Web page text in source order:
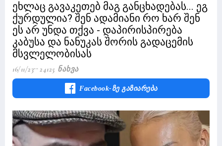
ეხლაც გავაკეთებ მაგ განცხადებას... ეგ
ქურდულია? შენ ადამიანი რო ხარ შენ
ეს არ უნდა თქვა - დაპირისპირება
კაბუსა და ნანუკას შორის გადაცემის
მსვლელობისას
16/11/23 24125 Ნახვა
Facebook-Ზე Გაზიარება